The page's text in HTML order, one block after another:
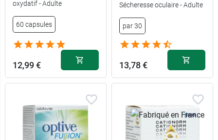
oxydatif - Adulte
60 capsules
12,99 €
Sécheresse oculaire - Adulte
par 30
13,78 €